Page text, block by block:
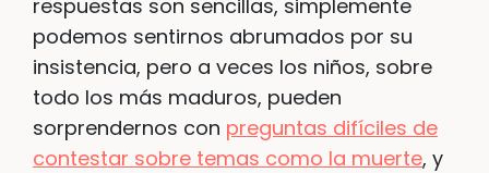
respuestas son sencillas, simplemente
podemos sentirnos abrumados por su
insistencia, pero a veces los niños, sobre
todo los más maduros, pueden
sorprendernos con preguntas difíciles de
contestar sobre temas como la muerte, y